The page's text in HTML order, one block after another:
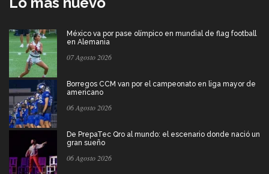
México va por pase olímpico en mundial de flag football
en Alemania
07 Agosto 2026
Borregos CCM van por el campeonato en liga mayor de
americano
06 Agosto 2026
De PrepaTec Qro al mundo: el escenario donde nació un
gran sueño
06 Agosto 2026